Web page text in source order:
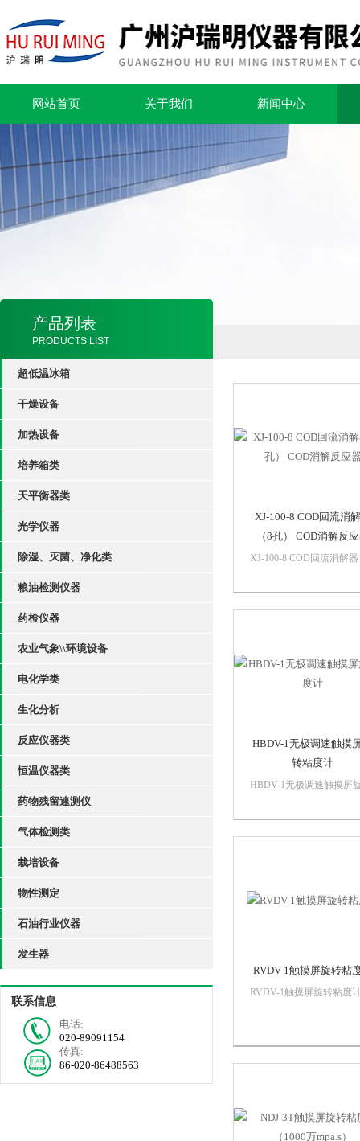
网站首页 关于我们 新闻中心
产品列表
PRODUCTS LIST
超低温冰箱
干燥设备
加热设备
培养箱类
天平衡器类
光学仪器
除湿、灭菌、净化类
粮油检测仪器
药检仪器
农业气象\\环境设备
电化学类
生化分析
反应仪器类
恒温仪器类
药物残留速测仪
气体检测类
栽培设备
物性测定
石油行业仪器
发生器
联系信息
电话:
020-89091154
传真:
86-020-86488563
XJ-100-8 COD回流消
（8孔） COD消解反
XJ-100-8 COD回流消解
可耐800℃高温，发热均
HBDV-1无极调速触摸
转粘度计
HBDV-1无极调速触摸屏
体）在石油化工、医药、
RVDV-1触摸屏旋转粘
RVDV-1触摸屏旋转粘度